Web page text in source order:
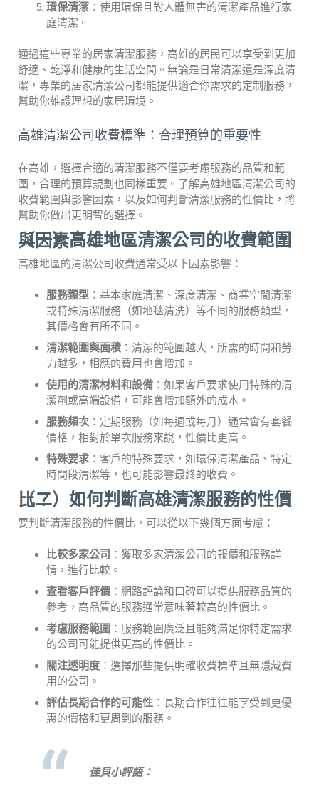
環保清潔 ：使用環保且對人體無害的清潔產品進行家
庭清潔。
通過這些專業的居家清潔服務，高雄的居民可以享受到更加
舒適、乾淨和健康的生活空間。無論是日常清潔還是深度清
潔，專業的居家清潔公司都能提供適合你需求的定制服務，
幫助你維護理想的家居環境。
高雄清潔公司收費標準：合理預算的重要性
在高雄，選擇合適的清潔服務不僅要考慮服務的品質和範
圍，合理的預算規劃也同樣重要。了解高雄地區清潔公司的
收費範圍與影響因素，以及如何判斷清潔服務的性價比，將
幫助你做出更明智的選擇。
（一）高雄地區清潔公司的收費範圍與因素
高雄地區的清潔公司收費通常受以下因素影響：
服務類型 ：基本家庭清潔、深度清潔、商業空間清潔
或特殊清潔服務（如地毯清洗）等不同的服務類型，
其價格會有所不同。
清潔範圍與面積 ：清潔的範圍越大，所需的時間和勞
力越多，相應的費用也會增加。
使用的清潔材料和設備 ：如果客戶要求使用特殊的清
潔劑或高端設備，可能會增加額外的成本。
服務頻次 ：定期服務（如每週或每月）通常會有套餐
價格，相對於單次服務來說，性價比更高。
特殊要求 ：客戶的特殊要求，如環保清潔產品、特定
時間段清潔等，也可能影響最終的收費。
（二）如何判斷高雄清潔服務的性價比？
要判斷清潔服務的性價比，可以從以下幾個方面考慮：
比較多家公司 ：獲取多家清潔公司的報價和服務詳
情，進行比較。
查看客戶評價 ：網路評論和口碑可以提供服務品質的
參考，高品質的服務通常意味著較高的性價比。
考慮服務範圍 ：服務範圍廣泛且能夠滿足你特定需求
的公司可能提供更高的性價比。
關注透明度 ：選擇那些提供明確收費標準且無隱藏費
用的公司。
評估長期合作的可能性 ：長期合作往往能享受到更優
惠的價格和更周到的服務。
佳貝小評語：